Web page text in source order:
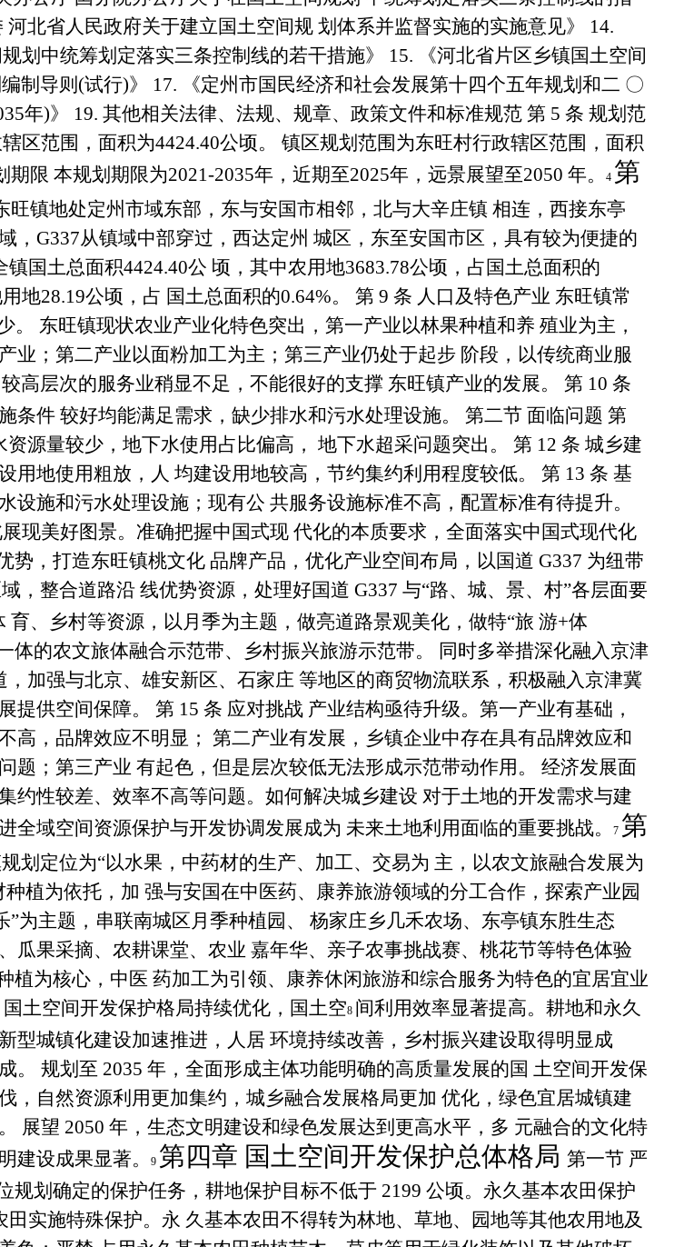
河北省人民政府关于建立国土空间规 划体系并监督实施的实施意见》 14.
划中统筹划定落实三条控制线的若干措施》 15.
《河北省片区乡镇国土空间
制导则 (试行)》 17. 《定州市国民经济和社会发展第十四个五年规划和二 〇
年)》 19. 其他相关法律、法规、规章、政策文件和标准规范 第 5 条 规划范
区范围，面积为4424.40公顷。 镇区规划范围为东旺村行政辖区范围，面积
期限 本规划期限为2021-2035年，近期至2025年，远景展望至2050 年。 4 第
旺镇地处定州市域东部，东与安国市相邻，北与大辛庄镇 相连，西接东亭
， G337从镇域中部穿过，西达定州 城区，东至安国市区，具有较为便捷的
镇国土总面积4424.40公 顷，其中农用地3683.78公顷，占国土总面积的
用地28.19公顷，占 国土总面积的0.64%。 第 9 条 人口及特色产业 东旺镇常
。 东旺镇现状农业产业化特色突出，第一产业以林果种植和养 殖业为主，
业；第二产业以面粉加工为主；第三产业仍处于起步 阶段，以传统商业服
高层次的服务业稍显不足，不能很好的支撑 东旺镇产业的发展。 第 10 条
件 较好均能满足需求，缺少排水和污水处理设施。 第二节 面临问题 第
源量较少，地下水使用占比偏高， 地下水超采问题突出。 第 12 条 城乡建
用地使用粗放，人 均建设用地较高，节约集约利用程度较低。 第 13 条 基
设施和污水处理设施；现有公 共服务设施标准不高，配置标准有待提升。
现美好图景。准确把握中国式现 代化的本质要求，全面落实中国式现代化
势，打造东旺镇桃文化 品牌产品，优化产业空间布局，以国道 G337 为纽带
，整合道路沿 线优势资源，处理好国道 G337 与“路、城、景、村”各层面要
育、乡村等资源，以月季为主题，做亮道路景观美化，做特“旅 游+体
体的农文旅体融合示范带、乡村振兴旅游示范带。 同时多举措深化融入京津
加强与北京、雄安新区、石家庄 等地区的商贸物流联系，积极融入京津冀
提供空间保障。 第 15 条 应对挑战 产业结构亟待升级。第一产业有基础，
，品牌效应不明显； 第二产业有发展，乡镇企业中存在具有品牌效应和
题；第三产业 有起色，但是层次较低无法形成示范带动作用。 经济发展面
约性较差、效率不高等问题。如何解决城乡建设 对于土地的开发需求与建
域空间资源保护与开发协调发展成为 未来土地利用面临的重要挑战。
7 第
划定位为“以水果，中药材的生产、加工、交易为 主，以农文旅融合发展为
植为依托，加 强与安国在中医药、康养旅游领域的分工合作，探索产业园
”为主题，串联南城区月季种植园、 杨家庄乡几禾农场、东亭镇东胜生态
瓜果采摘、农耕课堂、农业 嘉年华、亲子农事挑战赛、桃花节等特色体验
为核心，中医 药加工为引领、康养休闲旅游和综合服务为特色的宜居宜业
土空间开发保护格局持续优化，国土空8 间利用效率显著提高。耕地和永久
城镇化建设加速推进，人居 环境持续改善，乡村振兴建设取得明显成
。 规划至 2035 年，全面形成主体功能明确的高质量发展的国 土空间开发保
自然资源利用更加集约，城乡融合发展格局更加 优化，绿色宜居城镇建
展望 2050 年，生态文明建设和绿色发展达到更高水平，多 元融合的文化特
建设成果显著。
9 第四章 国土空间开发保护总体格局 第一节 严
规划确定的保护任务，耕地保护目标不低于 2199 公顷。永久基本农田保护
实施特殊保护。永 久基本农田不得转为林地、草地、园地等其他农用地及